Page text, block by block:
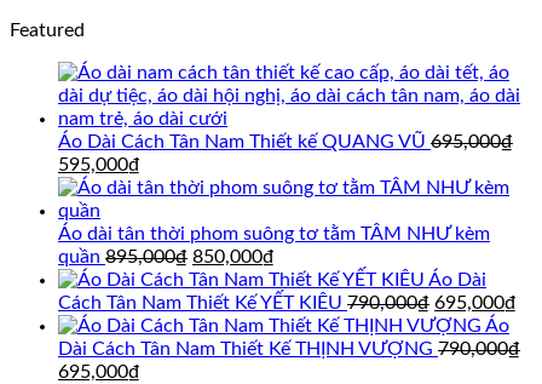
Featured
Áo Dài Cách Tân Nam Thiết kế QUANG VŨ 695,000₫
Giá
gốc
là:
695,000₫.
595,000₫
hiện
là:
595,000₫.
Áo dài tân thời phom suông tơ tằm TÂM NHƯ kèm
quần 895,000₫ Giá
gốc
là:
895,000₫.
850,000₫
hiện
tại
là:
850,000₫.
Áo Dài
Cách Tân Nam Thiết Kế YẾT KIÊU 790,000₫ Giá
gốc
là:
695,000₫
tại
Áo
Dài Cách Tân Nam Thiết Kế THỊNH VƯỢNG 790,000₫
Giá
695,000₫